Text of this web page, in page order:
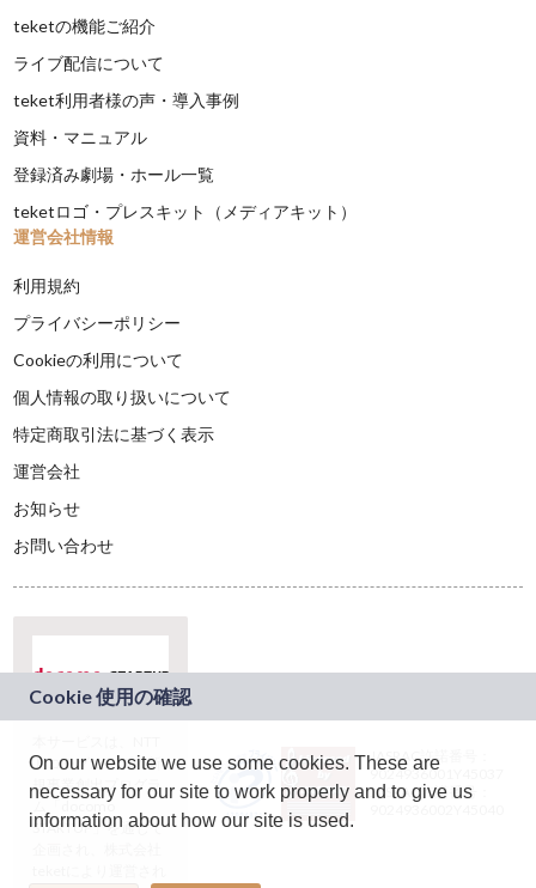
teketの機能ご紹介
ライブ配信について
teket利用者様の声・導入事例
資料・マニュアル
登録済み劇場・ホール一覧
teketロゴ・プレスキット（メディアキット）
運営会社情報
利用規約
プライバシーポリシー
Cookieの利用について
個人情報の取り扱いについて
特定商取引法に基づく表示
運営会社
お知らせ
お問い合わせ
ドコモグループの新
規事業創出プログラ
ム「docomo
STARTUP」を通じて
JASRAC許諾番号：
9024936001Y45037
JASRAC許諾番号：
On our website we use some cookies. These are
necessary for our site to work properly and to give us
information about how our site is used.